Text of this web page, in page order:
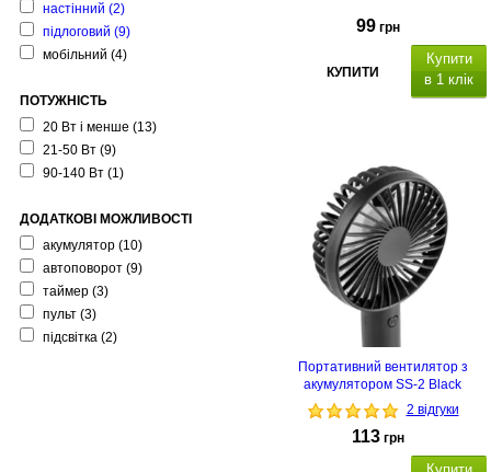
настінний (2)
підлоговий (9)
мобільний (4)
ПОТУЖНІСТЬ
20 Вт і менше (13)
21-50 Вт (9)
90-140 Вт (1)
ДОДАТКОВІ МОЖЛИВОСТІ
акумулятор (10)
автоповорот (9)
таймер (3)
пульт (3)
підсвітка (2)
99 грн
КУПИТИ
Купити
в 1 клік
Портативний вентилятор з
акумулятором SS-2 Black
2 відгуки
113 грн